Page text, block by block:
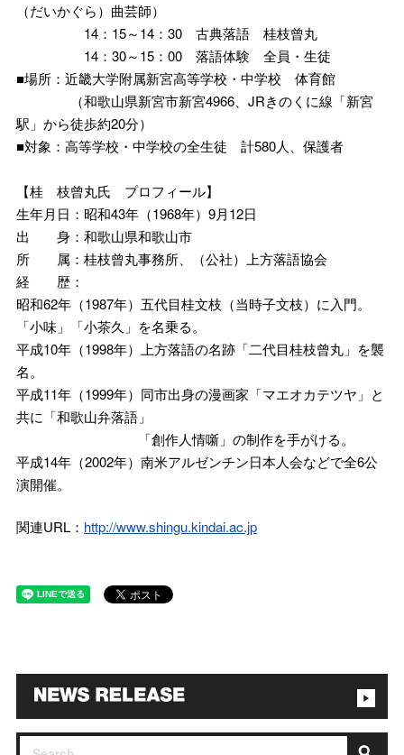
（だいかぐら）曲芸師）
14：15～14：30 古典落語 桂枝曾丸
14：30～15：00 落語体験 全員・生徒
■場所：近畿大学附属新宮高等学校・中学校 体育館
（和歌山県新宮市新宮4966、JRきのくに線「新宮
駅」から徒歩約20分）
■対象：高等学校・中学校の全生徒 計580人、保護者
【桂 枝曾丸氏 プロフィール】
生年月日：昭和43年（1968年）9月12日
出 身：和歌山県和歌山市
所 属：桂枝曾丸事務所、（公社）上方落語協会
経 歴：
昭和62年（1987年）五代目桂文枝（当時子文枝）に入門。
「小味」「小茶久」を名乗る。
平成10年（1998年）上方落語の名跡「二代目桂枝曾丸」を襲
名。
平成11年（1999年）同市出身の漫画家「マエオカテツヤ」と
共に「和歌山弁落語」
「創作人情噺」の制作を手がける。
平成14年（2002年）南米アルゼンチン日本人会などで全6公
演開催。
関連URL： http://www.shingu.kindai.ac.jp